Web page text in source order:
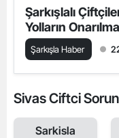
Şarkışlalı
Yolların
Şarkışla Haber
Sivas Ciftci
Sarkisla